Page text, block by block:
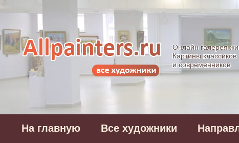
Allpainters.ru -
Онлайн галерея
Картины классиков
и современников
На главную Все художники